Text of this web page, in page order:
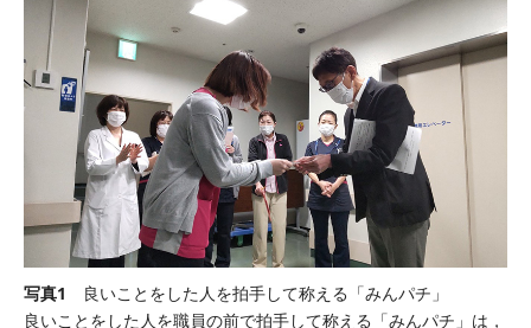
写真1
良いことをした人を拍手して称える「みんパチ」
良いことをした人を職員の前で拍手して称える「みんパチ」は，